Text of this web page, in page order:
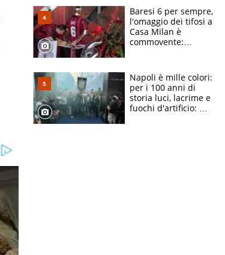
circondati
dall'affetto dei tifosi
Baresi 6 per sempre,
l'omaggio dei tifosi a
Casa Milan è
commovente:
bigliettini
Napoli è mille colori:
per i 100 anni di
storia luci, lacrime e
fuochi d'artificio: De